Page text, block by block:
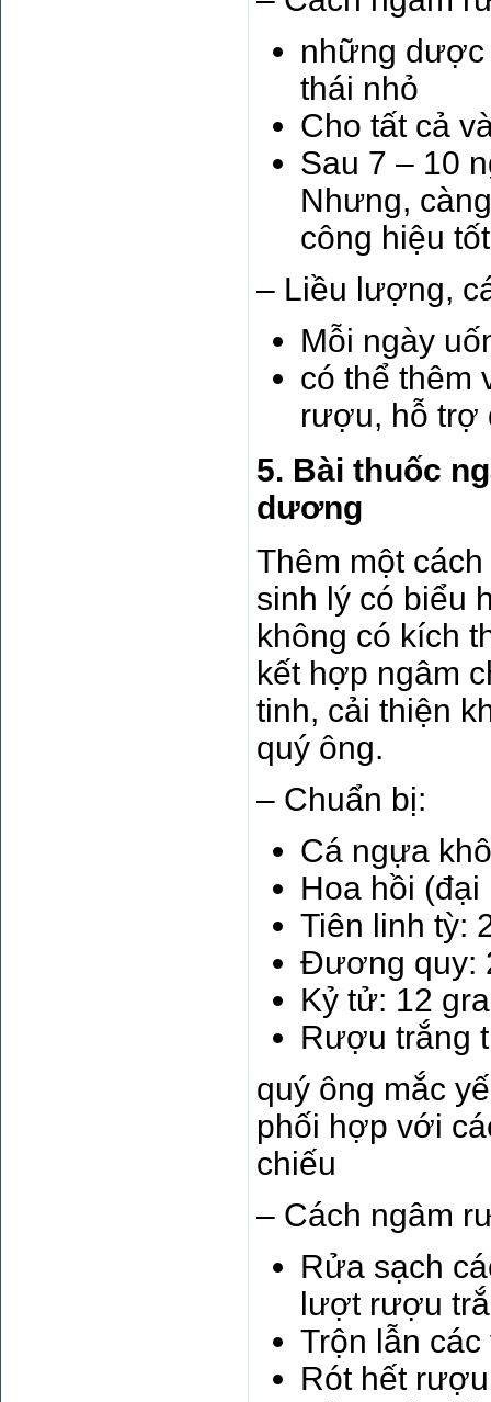
những dược
thái nhỏ
Cho tất cả
Sau 7 – 10
Nhưng,
công hiệu
– Liều lượng,
Mỗi ngày
có thể thêm
rượu, hỗ trợ
5. Bài thuốc
dương
Thêm một
sinh lý có biểu
không có kích
kết hợp ngâm
tinh, cải thiện
quý ông.
– Chuẩn bị:
Cá ngựa
Hoa hồi (đại
Tiên linh tỳ:
Đương quy:
Kỷ tử: 12
Rượu trắng
quý ông mắc
phối hợp với
chiếu
– Cách ngâm
Rửa sạch
lượt rượu
Trộn lẫn
Rót hết